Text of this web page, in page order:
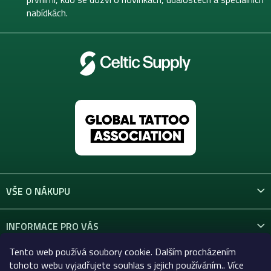
Tento web používá soubory cookie. Dalším procházením
tohoto webu vyjadřujete souhlas s jejich používáním.. Více
nabídkách.
VŠE O NÁKUPU
INFORMACE PRO VÁS
KONTAKT